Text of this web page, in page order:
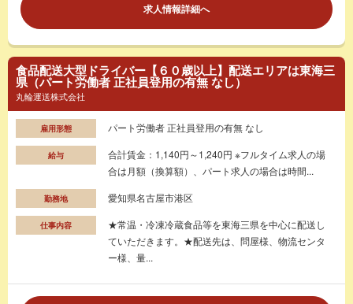
求人情報詳細へ
食品配送大型ドライバー【６０歳以上】配送エリアは東海三
県（パート労働者 正社員登用の有無 なし）
丸輪運送株式会社
雇用形態 パート労働者 正社員登用の有無 なし
給与
合計賃金：1,140円～1,240円 ※フルタイム求人の場
合は月額（換算額）、パート求人の場合は時間...
勤務地 愛知県名古屋市港区
仕事内容
★常温・冷凍冷蔵食品等を東海三県を中心に配送し
ていただきます。★配送先は、問屋様、物流センタ
ー様、量...